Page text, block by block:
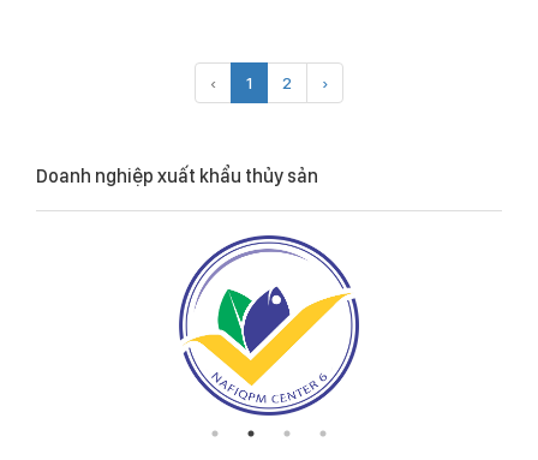
‹ 1 2 ›
Doanh nghiệp xuất khẩu thủy sản